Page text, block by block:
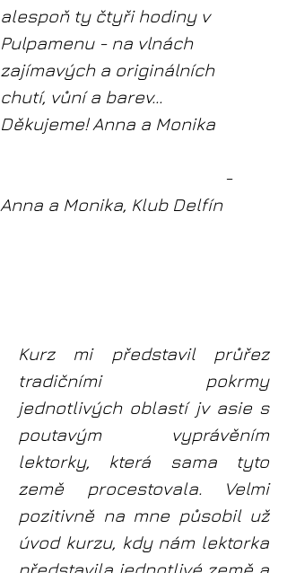
alespoň ty čtyři hodiny v
Pulpamenu - na vlnách
zajímavých a originálních
chutí, vůní a barev...
Děkujeme! Anna a Monika
-
Anna a Monika, Klub Delfín
Kurz mi představil průřez
tradičními pokrmy
jednotlivých oblastí jv asie s
poutavým vyprávěním
lektorky, která sama tyto
země procestovala. Velmi
pozitivně na mne působil už
úvod kurzu, kdy nám lektorka